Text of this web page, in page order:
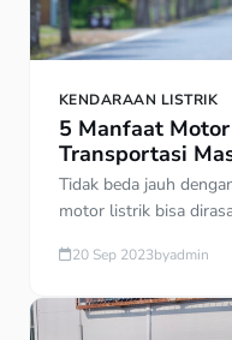
KENDARAAN LISTRIK
5 Manfaat
Transportasi
Tidak beda jauh
motor listrik bisa
mengendarai motor
menggunakan bahan
20 Sep 2023byadmin